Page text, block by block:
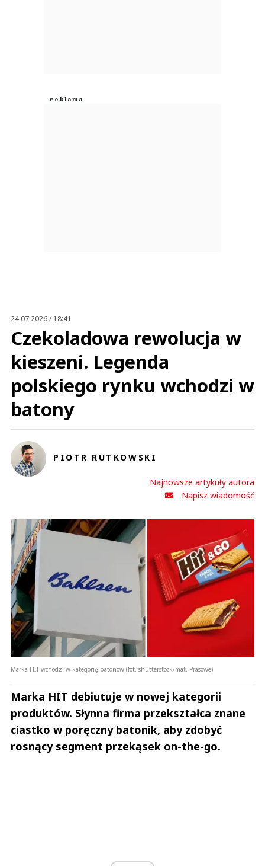
24.07.2026 / 18:41
Czekoladowa rewolucja w
kieszeni. Legenda
polskiego rynku wchodzi w
batony
PIOTR RUTKOWSKI
Najnowsze artykuły autora
Napisz wiadomość
Marka HIT wchodzi w kategorię batonów (fot. shutterstock/mat. Prasowe)
Marka HIT debiutuje w nowej kategorii
produktów. Słynna firma przekształca znane
ciastko w poręczny batonik, aby zdobyć
rosnący segment przekąsek on-the-go.